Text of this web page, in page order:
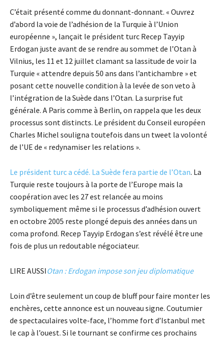
C’était présenté comme du donnant-donnant. « Ouvrez
d’abord la voie de l’adhésion de la Turquie à l’Union
européenne », lançait le président turc Recep Tayyip
Erdogan juste avant de se rendre au sommet de l’Otan à
Vilnius, les 11 et 12 juillet clamant sa lassitude de voir la
Turquie « attendre depuis 50 ans dans l’antichambre » et
posant cette nouvelle condition à la levée de son veto à
l’intégration de la Suède dans l’Otan. La surprise fut
générale. A Paris comme à Berlin, on rappela que les deux
processus sont distincts. Le président du Conseil européen
Charles Michel souligna toutefois dans un tweet la volonté
de l’UE de « redynamiser les relations ».
Le président turc a cédé. La Suède fera partie de l’Otan. La
Turquie reste toujours à la porte de l’Europe mais la
coopération avec les 27 est relancée au moins
symboliquement même si le processus d’adhésion ouvert
en octobre 2005 reste plongé depuis des années dans un
coma profond. Recep Tayyip Erdogan s’est révélé être une
fois de plus un redoutable négociateur.
LIRE AUSSI Otan : Erdogan impose son jeu diplomatique
Loin d’être seulement un coup de bluff pour faire monter les
enchères, cette annonce est un nouveau signe. Coutumier
de spectaculaires volte-face, l’homme fort d’Istanbul met
le cap à l’ouest. Si le tournant se confirme ces prochains